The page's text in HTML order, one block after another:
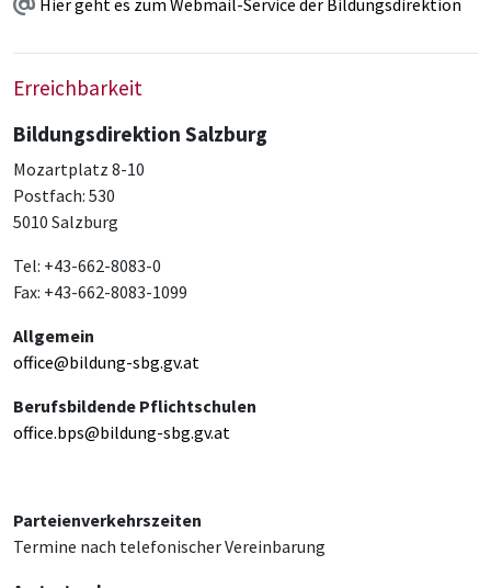
Hier geht es zum Webmail-Service der Bildungsdirektion
Erreichbarkeit
Bildungsdirektion Salzburg
Mozartplatz 8-10
Postfach: 530
5010 Salzburg
Tel: +43-662-8083-0
Fax: +43-662-8083-1099
Allgemein
office@bildung-sbg.gv.at
Berufsbildende Pflichtschulen
office.bps@bildung-sbg.gv.at
Parteienverkehrszeiten
Termine nach telefonischer Vereinbarung